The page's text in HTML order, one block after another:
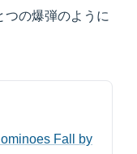
つの爆弾のように
Fall by